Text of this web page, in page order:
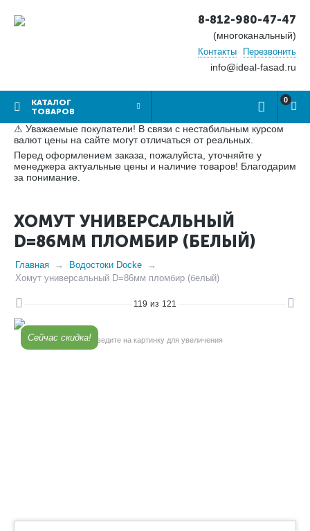
8-812-980-47-47
(многоканальный)
Контакты Перезвонить
info@ideal-fasad.ru
КАТАЛОГ
ТОВАРОВ
0
⚠ Уважаемые покупатели! В связи с нестабильным курсом
валют цены на сайте могут отличаться от реальных.
Перед оформлением заказа, пожалуйста, уточняйте у
менеджера актуальные цены и наличие товаров! Благодарим
за понимание.
ХОМУТ УНИВЕРСАЛЬНЫЙ
D=86ММ ПЛОМБИР (БЕЛЫЙ)
Главная
Водостоки Docke
Хомут универсальный D=86мм пломбир (белый)
119 из 121
Сейчас скидка!Наведите на картинку для увеличения